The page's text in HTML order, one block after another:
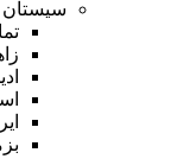
سیستان